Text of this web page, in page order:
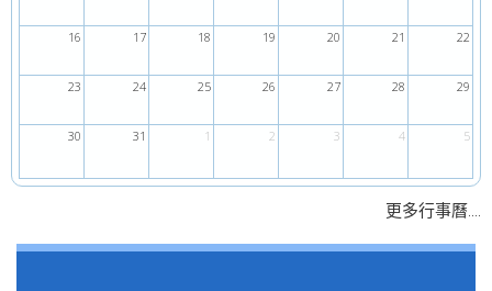
16 17 18 19 20 21 22
23 24 25 26 27 28 29
30 31 1 2 3 4 5
更多行事曆....